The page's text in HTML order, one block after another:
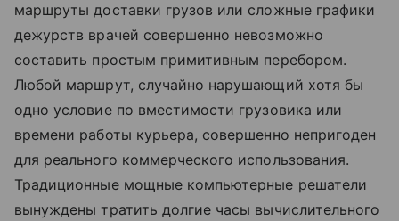
маршруты доставки грузов или сложные графики
дежурств врачей совершенно невозможно
составить простым примитивным перебором.
Любой маршрут, случайно нарушающий хотя бы
одно условие по вместимости грузовика или
времени работы курьера, совершенно непригоден
для реального коммерческого использования.
Традиционные мощные компьютерные решатели
вынуждены тратить долгие часы вычислительного